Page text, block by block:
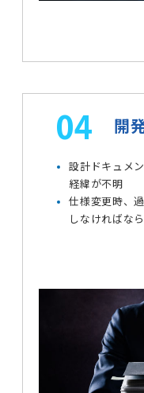
04 開
設計ドキュメ
経緯が不明
仕様変更時、
しなければな